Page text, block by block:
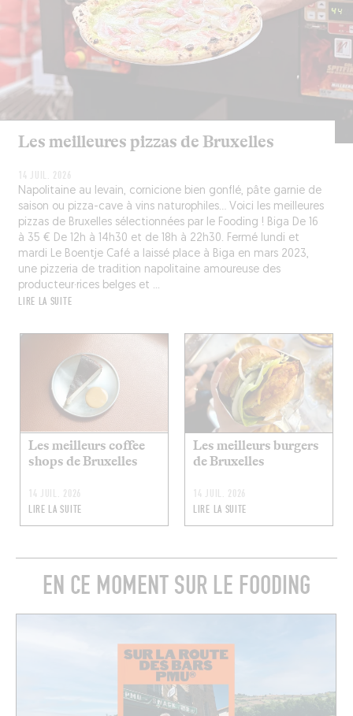
Les meilleures pizzas de Bruxelles
14 JUIL. 2026
Napolitaine au levain, cornicione bien gonflé, pâte garnie de
saison ou pizza-cave à vins naturophiles… Voici les meilleures
pizzas de Bruxelles sélectionnées par le Fooding ! Biga De 16
à 35 € De 12h à 14h30 et de 18h à 22h30. Fermé lundi et
mardi Le Boentje Café a laissé place à Biga en mars 2023,
une pizzeria de tradition napolitaine amoureuse des
producteur·rices belges et ...
LIRE LA SUITE
Les meilleurs coffee
shops de Bruxelles
14 JUIL. 2026
LIRE LA SUITE
Les meilleurs burgers
de Bruxelles
14 JUIL. 2026
LIRE LA SUITE
EN CE MOMENT SUR LE FOODING